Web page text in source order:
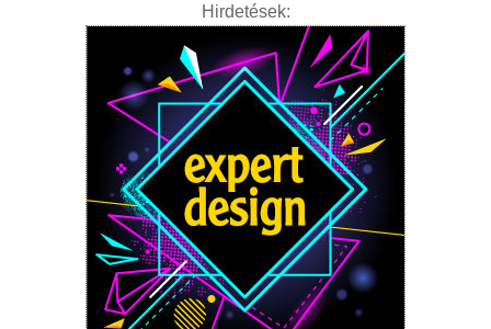
Hirdetések: